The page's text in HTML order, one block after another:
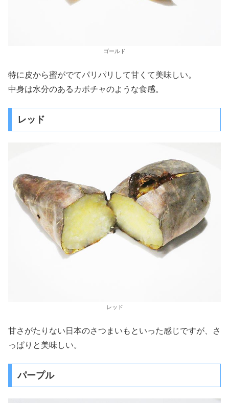
ゴールド
特に皮から蜜がでてパリパリして甘くて美味しい。
中身は水分のあるカボチャのような食感。
レッド
レッド
甘さがたりない日本のさつまいもといった感じですが、さ
っぱりと美味しい。
パープル